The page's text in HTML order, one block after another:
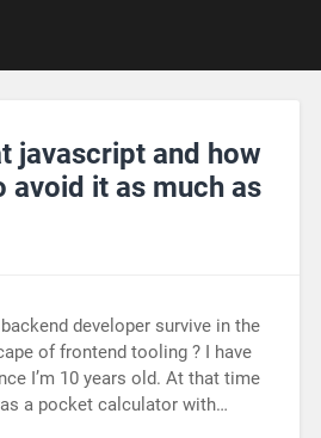
javascript and how
avoid it as much as
developer survive in the
of frontend tooling ? I have
I’m 10 years old. At that time
a pocket calculator with…